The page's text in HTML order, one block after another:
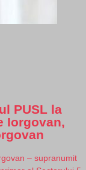
PUSL la
Iorgovan,
– supranumit